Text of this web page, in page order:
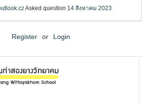
Asked question 14 สิงหาคม 2023
Register or Login